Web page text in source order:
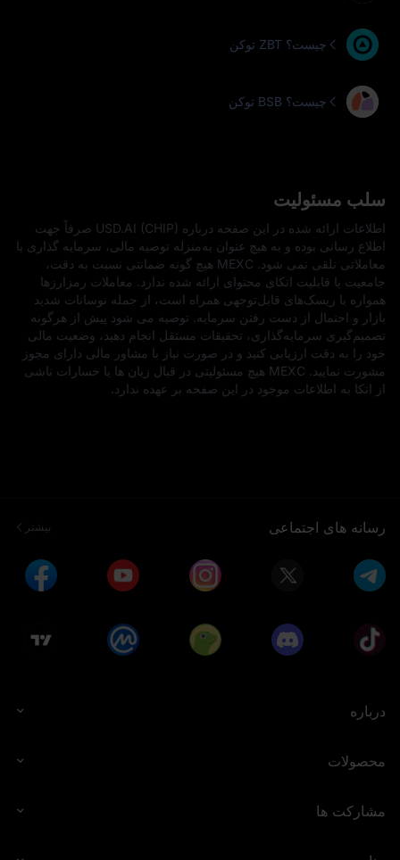
توکن ZBT چیست؟
توکن BSB چیست؟
سلب مسئولیت
اطلاعات ارائه‌ شده در این صفحه درباره USD.AI (CHIP) صرفاً جهت
اطلاع‌ رسانی بوده و به هیچ عنوان به‌منزله توصیه مالی، سرمایه‌ گذاری یا
معاملاتی تلقی نمی‌ شود. MEXC هیچ‌ گونه ضمانتی نسبت به دقت،
جامعیت یا قابلیت اتکای محتوای ارائه‌ شده ندارد. معاملات رمزارزها
همواره با ریسک‌های قابل‌توجهی همراه است، از جمله نوسانات شدید
بازار و احتمال از دست رفتن سرمایه. توصیه می‌ شود پیش از هرگونه
تصمیم‌گیری سرمایه‌گذاری، تحقیقات مستقل انجام دهید، وضعیت مالی
خود را به‌ دقت ارزیابی کنید و در صورت نیاز با مشاور مالی دارای مجوز
مشورت نمایید. MEXC هیچ مسئولیتی در قبال زیان‌ ها یا خسارات ناشی
از اتکا به اطلاعات موجود در این صفحه بر عهده ندارد.
رسانه های اجتماعی بیشتر
درباره
محصولات
مشارکت ها